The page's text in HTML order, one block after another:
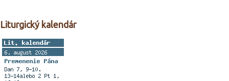
Liturgický kalendár